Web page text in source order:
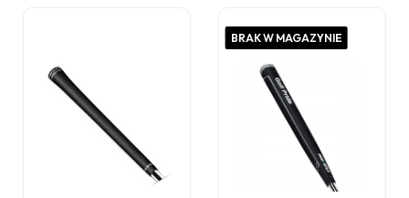
BRAK W MAGAZYNIE